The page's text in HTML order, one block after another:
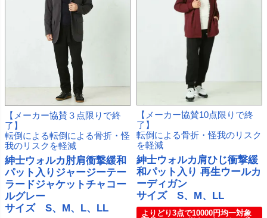
【メーカー協賛３点限りで終
了】
転倒による転倒による骨折・怪
我のリスクを軽減
紳士ウォルカ肘肩衝撃緩和
パット入りジャージーテー
ラードジャケットチャコー
ルグレー
サイズ S、M、L、LL
【メーカー協賛10点限りで終
了】
転倒による骨折・怪我のリスク
を軽減
紳士ウォルカ肩ひじ衝撃緩
和パット入り 再生ウールカ
ーディガン
サイズ S、M、LL
よりどり3点で10000円均一対象